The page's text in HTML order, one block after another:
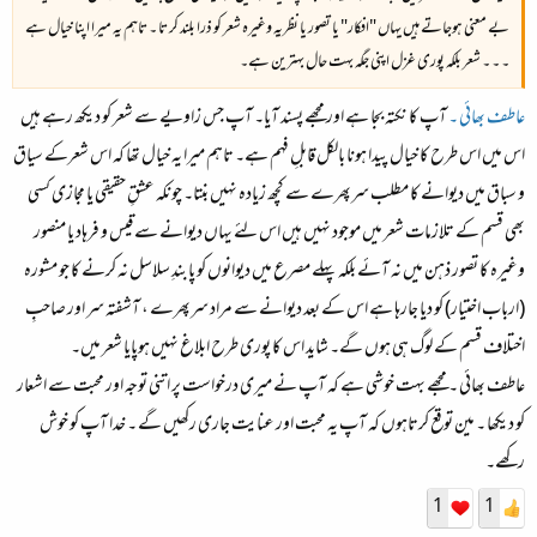
بے معنی ہوجاتے ہیں یہاں "افکار" یا تصور یا نظریہ وغیرہ شعر کو ذرا بلند کر تا ۔ تاہم یہ میرا اپنا خیال ہے
۔ ۔ ۔ شعر بلکہ پوری غزل اپنی جگہ بہت حال بہترین ہے۔
عاطف بھائی ۔آپ کا نکتہ بجا ہے اور مجھے پسند آیا۔ آپ جس زاویے سے شعر کو دیکھ رہے ہیں
اس میں اس طرح کا خیال پیدا ہونا بالکل قابلِ فہم ہے۔ تاہم میرا یہ خیال تھا کہ اس شعرکے سیاق
و سباق میں دیوانے کا مطلب سرپھرے سے کچھ زیادہ نہیں بنتا۔ چونکہ عشقِ حقیقی یا مجازی کسی
بھی قسم کے تلازمات شعر میں موجود نہیں ہیں اس لئے یہاں دیوانے سے قیس و فرہاد یا منصور
وغیرہ کا تصور ذہن میں نہ آئے بلکہ پہلے مصرع میں دیوانوں کو پابندِ سلاسل نہ کرنے کا جو مشورہ
(ارباب اختیار) کو دیا جارہا ہے اس کے بعد دیوانے سے مراد سرپھرے ، آشفتہ سر اور صاحبِ
اختلاف قسم کے لوگ ہی ہوں گے۔ شاید اس کا پوری طرح ابلاغ نہیں ہوپایا شعر میں۔
عاطف بھائی ۔ مجھے بہت خوشی ہے کہ آپ نے میری درخواست پر اتنی توجہ اور محبت سے اشعار
کو دیکھا ۔ مین توقع کرتاہوں کہ آپ یہ محبت اور عنایت جاری رکھیں گے ۔ خدا آپ کو خوش
رکھے۔
1
1